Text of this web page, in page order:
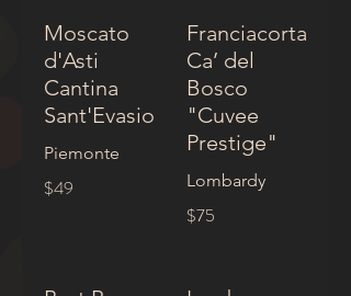
Moscato
d'Asti
Cantina
Sant'Evasio
Piemonte
$49
Franciacorta
Ca’ del
Bosco
"Cuvee
Prestige"
Lombardy
$75